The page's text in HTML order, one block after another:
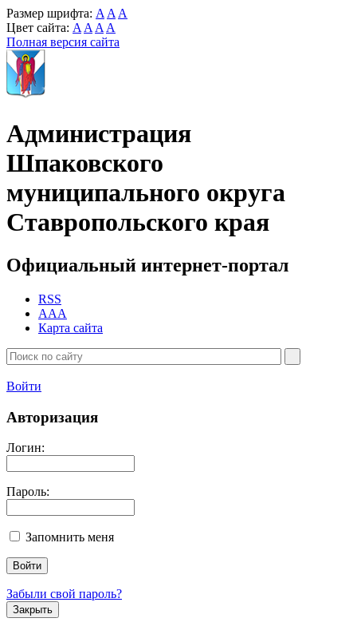
Размер шрифта: A A A
Цвет сайта: A A A A
Полная версия сайта
Администрация
Шпаковского
муниципального округа
Ставропольского края
Официальный интернет-портал
RSS
AAA
Карта сайта
Войти
Авторизация
Логин:
Пароль:
Запомнить меня
Забыли свой пароль?
Закрыть